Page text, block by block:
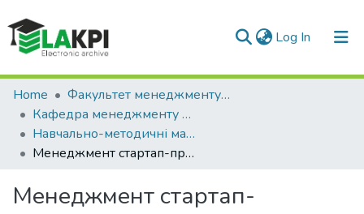
Log In (current)
Communities & Collections
All of DSpace
Statistics
Home
Факультет менеджменту та маркетингу (ФММ)
Кафедра менеджменту підприємств (КМП)
Навчально-методичні матеріали (КМП)
Менеджмент стартап-проектів. Навчально-методичний комплекс дисципліни
Менеджмент стартап-